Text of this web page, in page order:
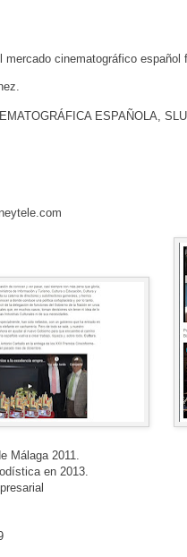
mercado cinematográfico
ESPAÑOLA, SLU
Málaga 2011.
en 2013.